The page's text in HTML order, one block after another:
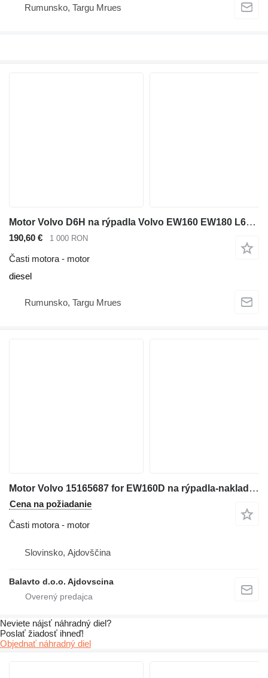
Rumunsko, Targu Mrues
Motor Volvo D6H na rýpadla Volvo EW160 EW180 L60G L70G
190,60 € 1 000 RON
Časti motora - motor
diesel
Rumunsko, Targu Mrues
Motor Volvo 15165687 for EW160D na rýpadla-nakladača
Cena na požiadanie
Časti motora - motor
Slovinsko, Ajdovščina
Balavto d.o.o. Ajdovscina
Neviete nájsť náhradný diel?
Poslať žiadosť ihneď!
Objednať náhradný diel